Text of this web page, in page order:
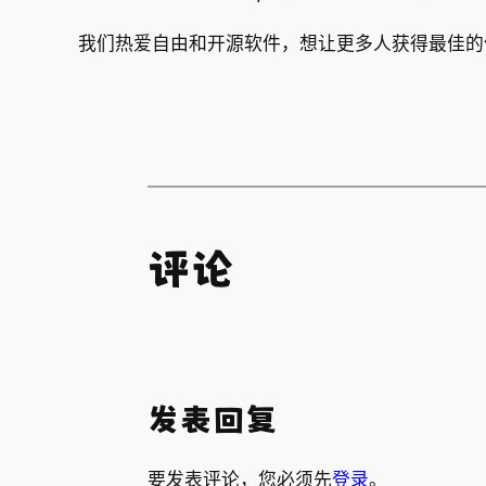
我们热爱自由和开源软件，想让更多人获得最佳
评论
发表回复
要发表评论，您必须先登录。